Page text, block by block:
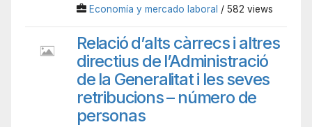
Economía y mercado laboral / 582 views
Relació d’alts càrrecs i altres
directius de l’Administració
de la Generalitat i les seves
retribucions – número de
personas